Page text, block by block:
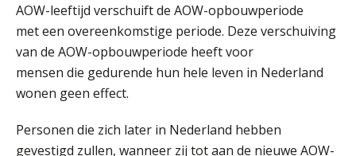
AOW-leeftijd verschuift de AOW-opbouwperiode
met een overeenkomstige periode. Deze verschuiving
van de AOW-opbouwperiode heeft voor
mensen die gedurende hun hele leven in Nederland
wonen geen effect.
Personen die zich later in Nederland hebben
gevestigd zullen, wanneer zij tot aan de nieuwe AOW-
01
SEP
Cursus Van salarisadministrateur naar beloningsadviseur (basis)
MOCuitgevers
03